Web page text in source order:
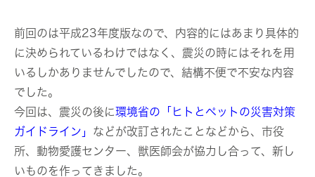
前回のは平成23年度版なので、内容的にはあまり具体的
に決められているわけではなく、震災の時にはそれを用
いるしかありませんでしたので、結構不便で不安な内容
でした。
今回は、震災の後に環境省の「ヒトとペットの災害対策
ガイドライン」 などが改訂されたことなどから、市役
所、動物愛護センター、獣医師会が協力し合って、新し
いものを作ってきました。